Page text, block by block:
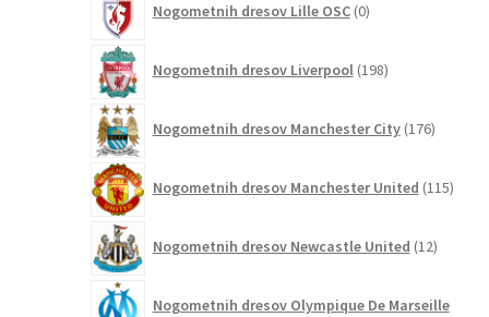
Nogometnih dresov Lille OSC 0izdelkov
Nogometnih dresov Liverpool 198izdelkov
Nogometnih dresov Manchester City 176izdelkov
Nogometnih dresov Manchester United 115
Nogometnih dresov Newcastle United 12izdelkov
Nogometnih dresov Olympique De Marseille